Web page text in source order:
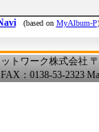
(based on MyAlbum-P)
トワーク株式会社
：0138-53-2323